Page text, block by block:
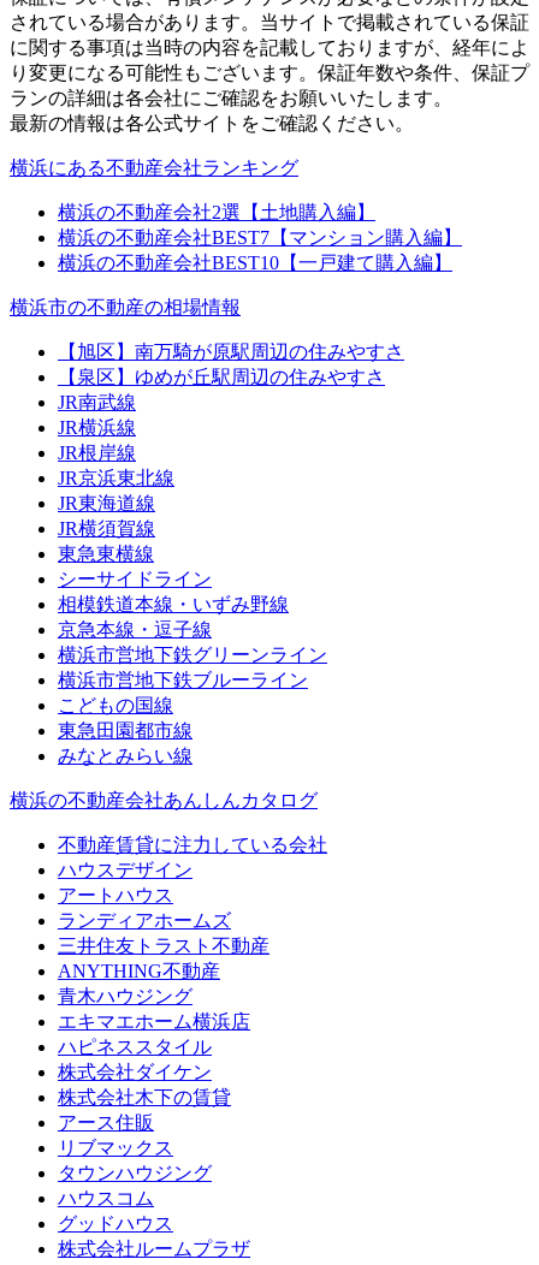
されている場合があります。当サイトで掲載されている保証
に関する事項は当時の内容を記載しておりますが、経年によ
り変更になる可能性もございます。保証年数や条件、保証プ
ランの詳細は各会社にご確認をお願いいたします。
最新の情報は各公式サイトをご確認ください。
横浜にある不動産会社ランキング
横浜の不動産会社2選【土地購入編】
横浜の不動産会社BEST7【マンション購入編】
横浜の不動産会社BEST10【一戸建て購入編】
横浜市の不動産の相場情報
【旭区】南万騎が原駅周辺の住みやすさ
【泉区】ゆめが丘駅周辺の住みやすさ
JR南武線
JR横浜線
JR根岸線
JR京浜東北線
JR東海道線
JR横須賀線
東急東横線
シーサイドライン
相模鉄道本線・いずみ野線
京急本線・逗子線
横浜市営地下鉄グリーンライン
横浜市営地下鉄ブルーライン
こどもの国線
東急田園都市線
みなとみらい線
横浜の不動産会社あんしんカタログ
不動産賃貸に注力している会社
ハウスデザイン
アートハウス
ランディアホームズ
三井住友トラスト不動産
ANYTHING不動産
青木ハウジング
エキマエホーム横浜店
ハピネススタイル
株式会社ダイケン
株式会社木下の賃貸
アース住販
リブマックス
タウンハウジング
ハウスコム
グッドハウス
株式会社ルームプラザ